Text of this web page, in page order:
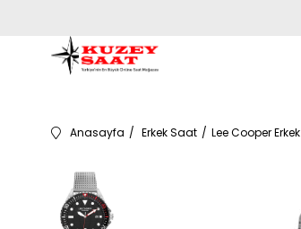
Anasayfa Erkek Saat Lee Cooper Erkek